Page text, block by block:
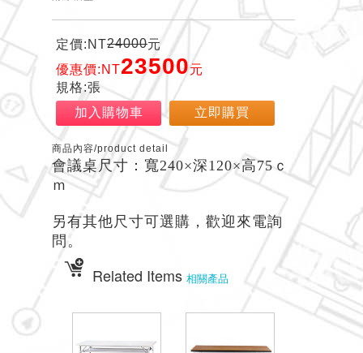
定價:NT24000元
優惠價:NT23500元
規格:張
加入購物車
立即購買
商品內容/product detail
會議桌尺寸 ：寬240×深120×高75ｃ
ｍ
另有其他尺寸可選購，歡迎來電詢
問。
Related Items 相關產品